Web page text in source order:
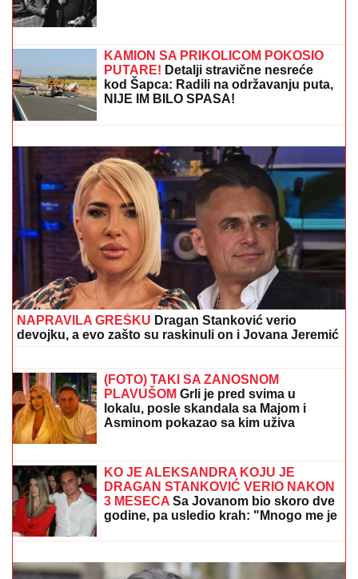
"Počivaj u miru"
Pevačica (36) završila DOKTORSKE STUDIJE i
najobrazovanija je na estradi, a sad sa mužem i sinom
otišla na selo: Beru maline, pokazala kako uživaju
KAMION SA PRIKOLICOM POKOSIO
PUTARE! Detalji stravične nesreće
kod Šapca: Radili na održavanju puta,
SABALENKA DOBRO KRENULA:
Beloruskinja pobedila u Torontu i
nastavila dominaciju